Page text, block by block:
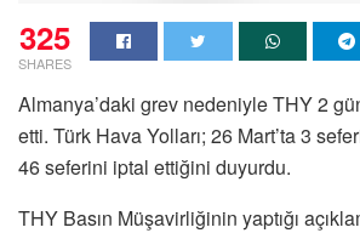
325
SHARES
Almanya’daki grev nedeniyle THY 2
etti. Türk Hava Yolları; 26 Mart’ta 3
46 seferini iptal ettiğini duyurdu.
THY Basın Müşavirliğinin yaptığı